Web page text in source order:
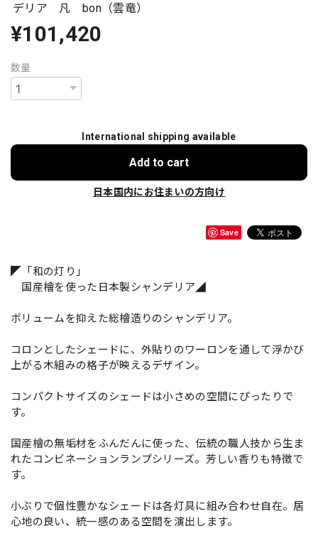
デリア 凡 bon（雲竜）
¥101,420
数量
International shipping available
Add to cart
日本国内にお住まいの方向け
Save
◤「和の灯り」
国産檜を使った日本製シャンデリア◢
ボリュームを抑えた総檜造りのシャンデリア。
コロンとしたシェードに、外貼りのワーロンを通して浮かび
上がる木組みの格子が映えるデザイン。
コンパクトサイズのシェードは小さめの空間にぴったりで
す。
国産檜の無垢材をふんだんに使った、伝統の職人技から生ま
れたコンビネーションランプシリーズ。芳しい香りも特徴で
す。
小ぶりで個性豊かなシェードは各灯具に組み合わせ自在。居
心地の良い、統一感のある空間を演出します。